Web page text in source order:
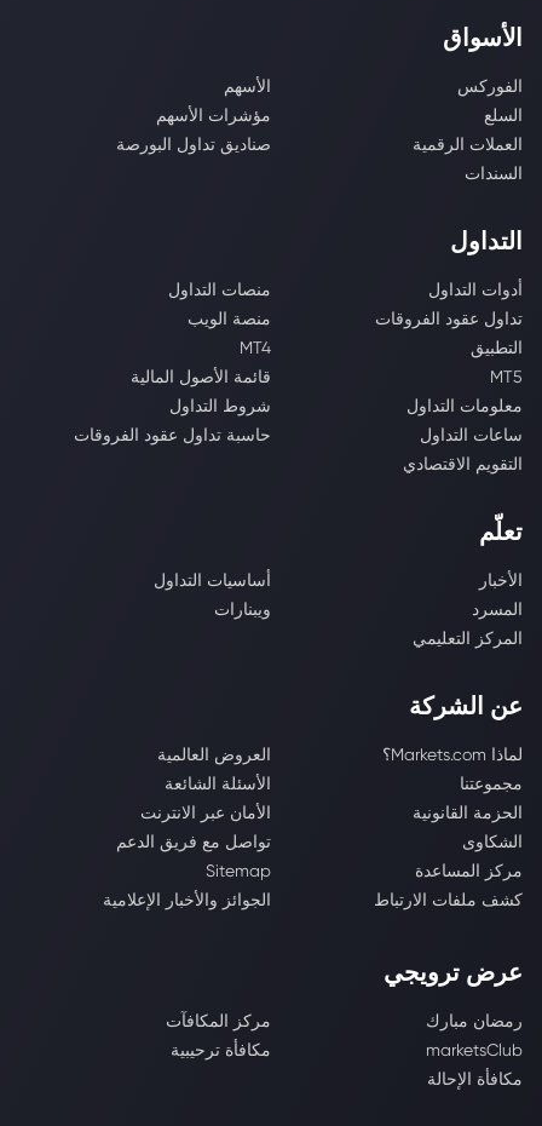
الأسواق
الفوركس
الأسهم
السلع
مؤشرات الأسهم
العملات الرقمية
صناديق تداول البورصة
السندات
التداول
أدوات التداول
منصات التداول
تداول عقود الفروقات
منصة الويب
التطبيق
MT4
MT5
قائمة الأصول المالية
معلومات التداول
شروط التداول
ساعات التداول
حاسبة تداول عقود الفروقات
التقويم الاقتصادي
تعلّم
الأخبار
أساسيات التداول
المسرد
ويبنارات
المركز التعليمي
عن الشركة
لماذا Markets.com؟
العروض العالمية
مجموعتنا
الأسئلة الشائعة
الحزمة القانونية
الأمان عبر الانترنت
الشكاوى
تواصل مع فريق الدعم
مركز المساعدة
Sitemap
كشف ملفات الارتباط
الجوائز والأخبار الإعلامية
عرض ترويجي
رمضان مبارك
مركز المكافآت
marketsClub
مكافأة ترحيبية
مكافأة الإحالة